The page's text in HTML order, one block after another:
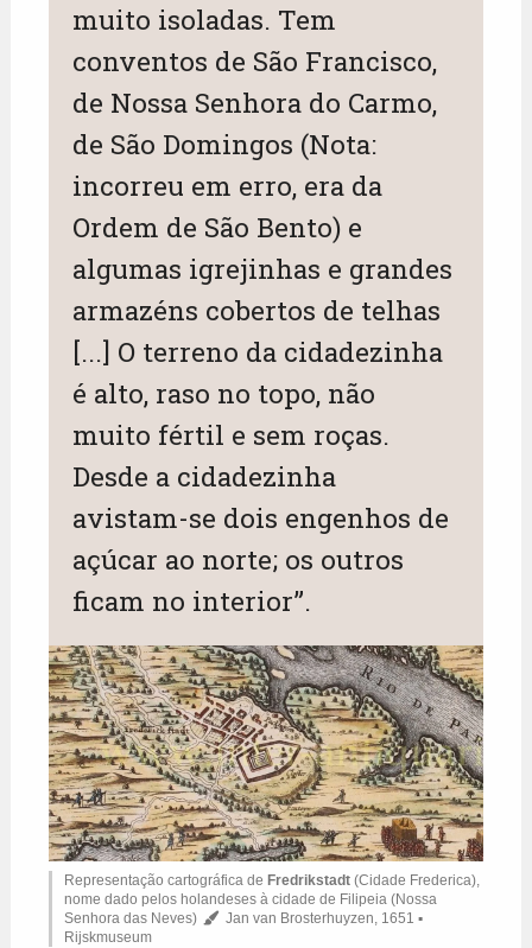
muito isoladas. Tem
conventos de São Francisco,
de Nossa Senhora do Carmo,
de São Domingos (Nota:
incorreu em erro, era da
Ordem de São Bento) e
algumas igrejinhas e grandes
armazéns cobertos de telhas
[...] O terreno da cidadezinha
é alto, raso no topo, não
muito fértil e sem roças.
Desde a cidadezinha
avistam-se dois engenhos de
açúcar ao norte; os outros
ficam no interior”.
Representação cartográfica de Fredrikstadt (Cidade Frederica),
nome dado pelos holandeses à cidade de Filipeia (Nossa
Senhora das Neves)
Jan van Brosterhuyzen, 1651 ▪
Rijskmuseum